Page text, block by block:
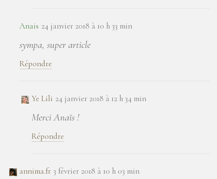
Anais 24 janvier 2018 à 10 h 33 min
sympa, super article
Répondre
Ye Lili 24 janvier 2018 à 12 h 34 min
Merci Anaïs !
Répondre
annima.fr 3 février 2018 à 10 h 03 min